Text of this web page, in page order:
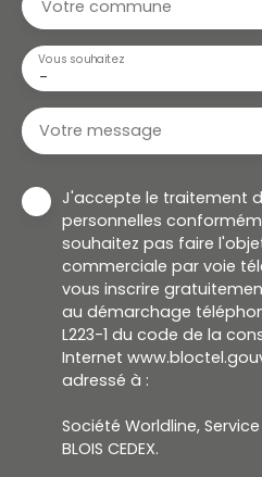
Votre commune
-
Vous souhaitez
Votre message
J'accepte le traitement
personnelles
souhaitez pas faire
commerciale par voie
vous inscrire
au démarchage
L223-1 du code de la
Internet
adressé à :
Société Worldline, Service
BLOIS CEDEX.